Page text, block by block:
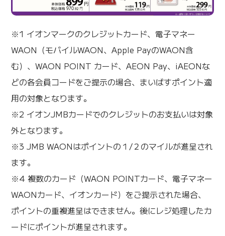
※1 イオンマークのクレジットカード、電子マネー
WAON（モバイルWAON、Apple PayのWAON含
む）、WAON POINT カード、AEON Pay、iAEONな
どの各会員コードをご提示の場合、まいばすポイント適
用の対象となります。
※2 イオンJMBカードでのクレジットのお支払いは対象
外となります。
※3 JMB WAONはポイントの１/２のマイルが進呈され
ます。
※4 複数のカード（WAON POINTカード、電子マネー
WAONカード、イオンカード）をご提示された場合、
ポイントの重複進呈はできません。後にレジ処理したカ
ードにポイントが進呈されます。